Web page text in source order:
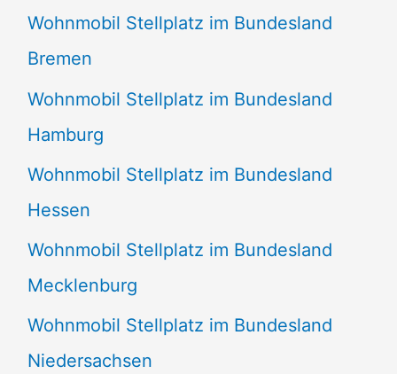
Wohnmobil Stellplatz im Bundesland
Bremen
Wohnmobil Stellplatz im Bundesland
Hamburg
Wohnmobil Stellplatz im Bundesland
Hessen
Wohnmobil Stellplatz im Bundesland
Mecklenburg
Wohnmobil Stellplatz im Bundesland
Niedersachsen